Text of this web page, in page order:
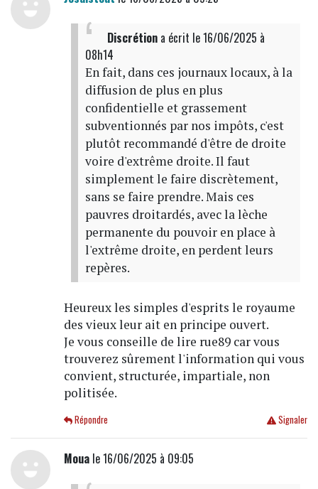
Discrétiona écrit le 16/06/2025 à
08h14
En fait, dans ces journaux locaux, à la
diffusion de plus en plus
confidentielle et grassement
subventionnés par nos impôts, c'est
plutôt recommandé d'être de droite
voire d'extrême droite. Il faut
simplement le faire discrètement,
sans se faire prendre. Mais ces
pauvres droitardés, avec la lèche
permanente du pouvoir en place à
l'extrême droite, en perdent leurs
repères.
Heureux les simples d'esprits le royaume
des vieux leur ait en principe ouvert.
Je vous conseille de lire rue89 car vous
trouverez sûrement l'information qui vous
convient, structurée, impartiale, non
politisée.
Signaler
Répondre
Mouale 16/06/2025 à 09:05